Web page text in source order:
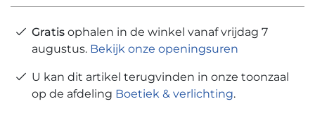
Gratis ophalen in de winkel vanaf vrijdag 7
augustus. Bekijk onze openingsuren
U kan dit artikel terugvinden in onze toonzaal
op de afdeling Boetiek & verlichting.